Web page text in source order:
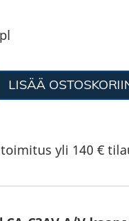
LISÄÄ
yli 140 €